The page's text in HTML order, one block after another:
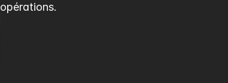
opérations.